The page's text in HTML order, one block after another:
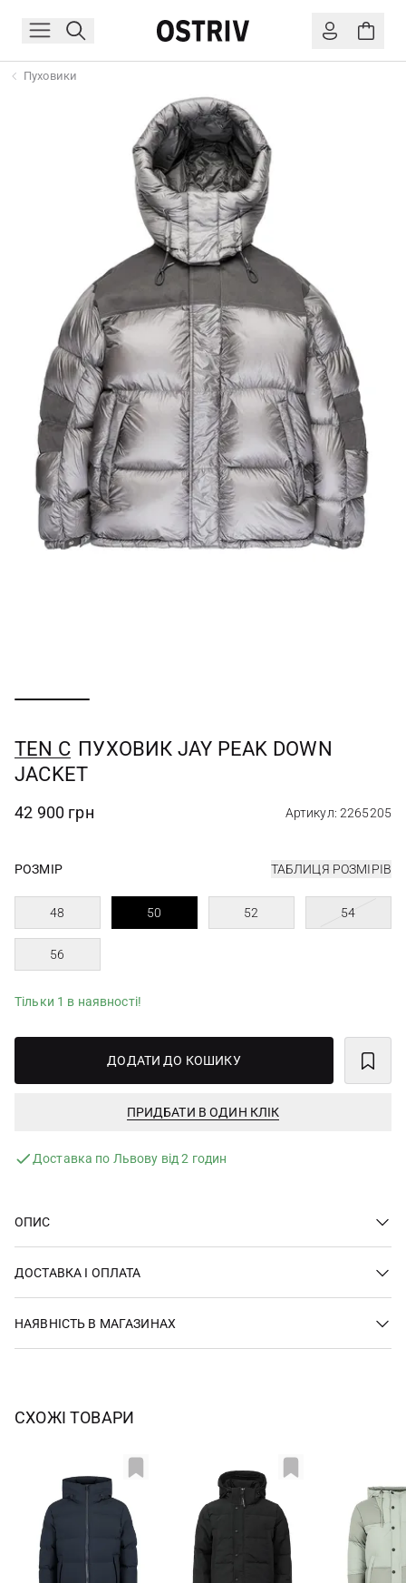
Пуховики
TEN C ПУХОВИК JAY PEAK DOWN
JACKET
42 900 грн Артикул: 2265205
РОЗМІР ТАБЛИЦЯ РОЗМІРІВ
48 50 52 54
56
Тільки 1 в наявності!
ДОДАТИ ДО КОШИКУ
ПРИДБАТИ В ОДИН КЛІК
Доставка по Львову від 2 годин
ОПИС
ДОСТАВКА І ОПЛАТА
НАЯВНІСТЬ В МАГАЗИНАХ
СХОЖІ ТОВАРИ